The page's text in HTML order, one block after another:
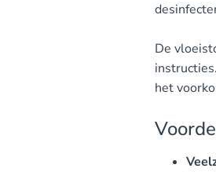
De
het